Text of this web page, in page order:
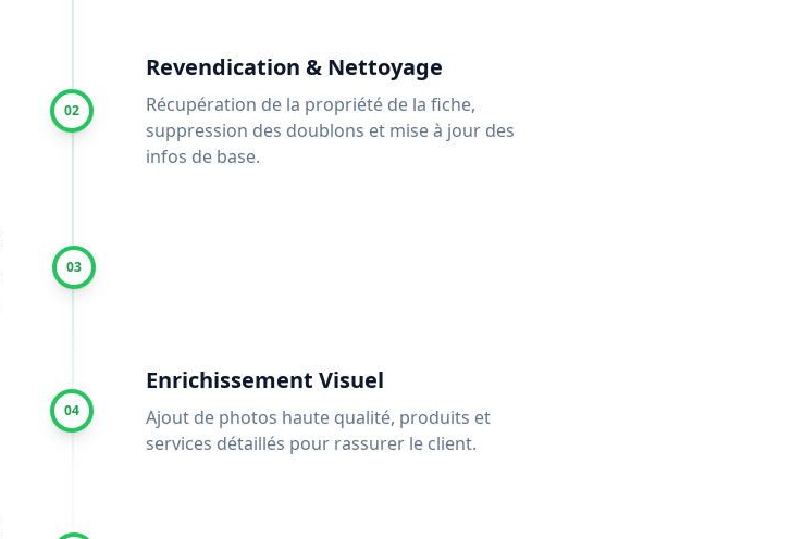
Revendication & Nettoyage
Récupération de la propriété de la fiche,
suppression des doublons et mise à jour des
infos de base.
02
03
Enrichissement Visuel
Ajout de photos haute qualité, produits et
services détaillés pour rassurer le client.
04